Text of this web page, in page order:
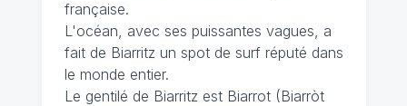
française.
L'océan, avec ses puissantes vagues, a
fait de Biarritz un spot de surf réputé dans
le monde entier.
Le gentilé de Biarritz est Biarrot (Biarròt